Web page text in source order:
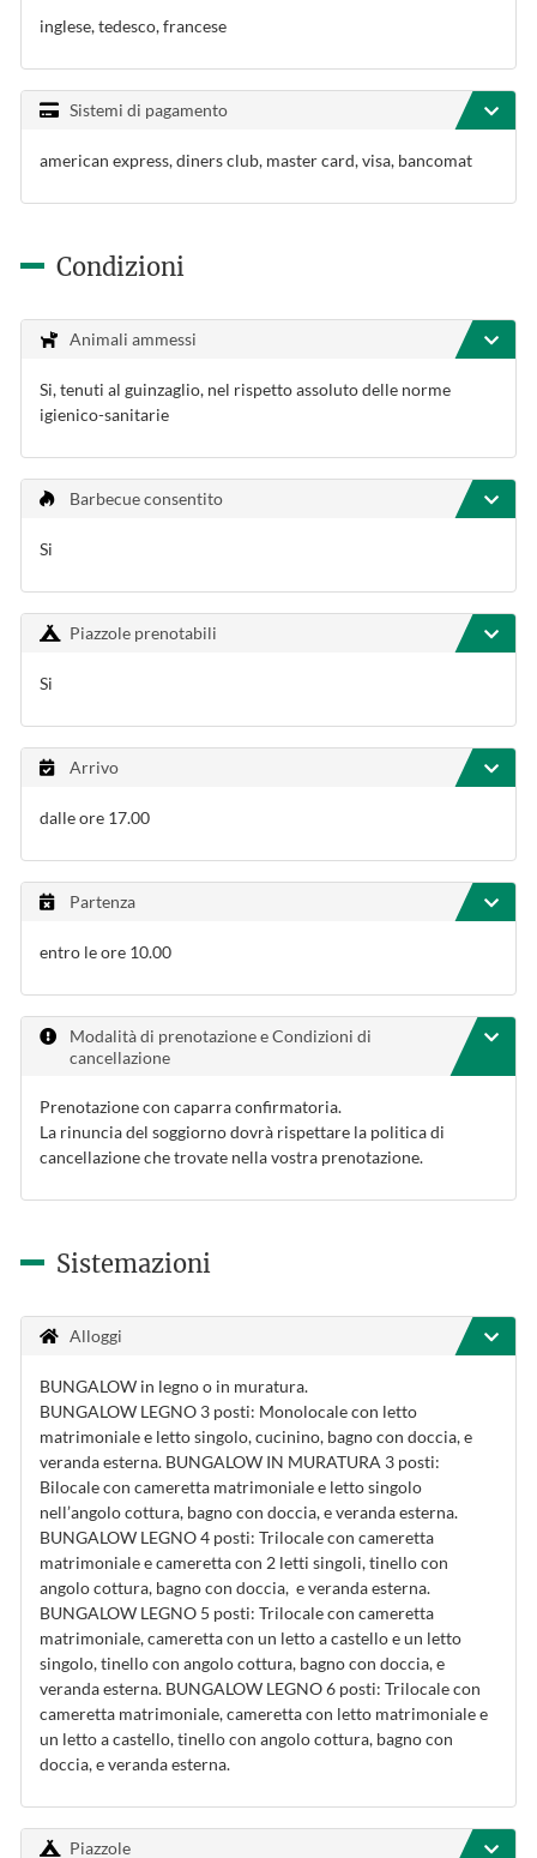
inglese, tedesco, francese
Sistemi di pagamento
american express, diners club, master card, visa, bancomat
Condizioni
Animali ammessi
Si, tenuti al guinzaglio, nel rispetto assoluto delle norme
igienico-sanitarie
Barbecue consentito
Si
Piazzole prenotabili
Si
Arrivo
dalle ore 17.00
Partenza
entro le ore 10.00
Modalità di prenotazione e Condizioni di
cancellazione
Prenotazione con caparra confirmatoria.
La rinuncia del soggiorno dovrà rispettare la politica di
cancellazione che trovate nella vostra prenotazione.
Sistemazioni
Alloggi
BUNGALOW in legno o in muratura.
BUNGALOW LEGNO 3 posti: Monolocale con letto
matrimoniale e letto singolo, cucinino, bagno con doccia, e
veranda esterna. BUNGALOW IN MURATURA 3 posti:
Bilocale con cameretta matrimoniale e letto singolo
nell’angolo cottura, bagno con doccia, e veranda esterna.
BUNGALOW LEGNO 4 posti: Trilocale con cameretta
matrimoniale e cameretta con 2 letti singoli, tinello con
angolo cottura, bagno con doccia, e veranda esterna.
BUNGALOW LEGNO 5 posti: Trilocale con cameretta
matrimoniale, cameretta con un letto a castello e un letto
singolo, tinello con angolo cottura, bagno con doccia, e
veranda esterna. BUNGALOW LEGNO 6 posti: Trilocale con
cameretta matrimoniale, cameretta con letto matrimoniale e
un letto a castello, tinello con angolo cottura, bagno con
doccia, e veranda esterna.
Piazzole